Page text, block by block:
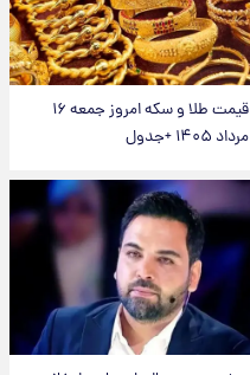
قیمت طلا و سکه امروز جمعه ۱۶
مرداد ۱۴۰۵ +جدول